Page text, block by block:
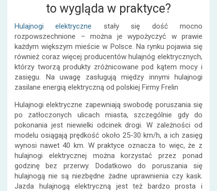
to wygląda w praktyce?
Hulajnogi elektryczne
stały się dość mocno
rozpowszechnione – można je wypożyczyć w prawie
każdym większym mieście w Polsce. Na rynku pojawia się
również coraz więcej producentów hulajnóg elektrycznych,
którzy tworzą produkty zróżnicowane pod kątem mocy i
zasięgu. Na uwagę zasługują między innymi hulajnogi
zasilane energią elektryczną od polskiej Firmy Frelin
Hulajnogi elektryczne zapewniają swobodę poruszania się
po zatłoczonych ulicach miasta, szczególnie gdy do
pokonania jest niewielki odcinek drogi. W zależności od
modelu osiągają prędkość około 25-30 km/h, a ich zasięg
wynosi nawet 40 km. W praktyce oznacza to więc, że z
hulajnogi elektrycznej można korzystać przez ponad
godzinę bez przerwy. Dodatkowo do poruszania się
hulajnogą nie są niezbędne żadne uprawnienia czy kask.
Jazda hulajnogą elektryczną jest też bardzo prosta i